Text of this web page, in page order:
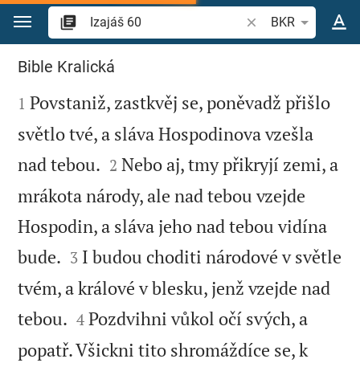
Přejít na obsah
Vyhledat biblický
BKR
Izajáš 60
Bible Kralická

1 Povstaniž, zastkvěj se, poněvadž přišlo
světlo tvé, a sláva Hospodinova vzešla
nad tebou. 

2 Nebo aj, tmy přikryjí zemi, a
mrákota národy, ale nad tebou vzejde
Hospodin, a sláva jeho nad tebou vidína
bude. 

3 I budou choditi národové v světle
tvém, a králové v blesku, jenž vzejde nad
tebou. 

4 Pozdvihni vůkol očí svých, a
popatř. Všickni tito shromáždíce se, k